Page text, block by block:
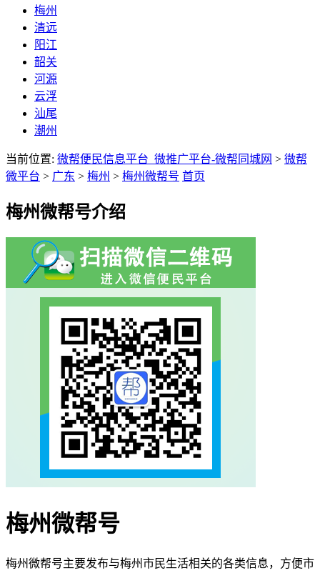
梅州
清远
阳江
韶关
河源
云浮
汕尾
潮州
当前位置: 微帮便民信息平台_微推广平台-微帮同城网 > 微帮
微平台 > 广东 > 梅州 > 梅州微帮号 首页
梅州微帮号介绍
梅州微帮号
梅州微帮号主要发布与梅州市民生活相关的各类信息，方便市